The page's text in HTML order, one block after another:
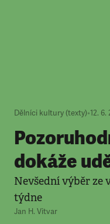
Dělníci kultury (texty)•12. 6.
dokáže
Nevšední výběr ze
týdne
Jan H. Vitvar